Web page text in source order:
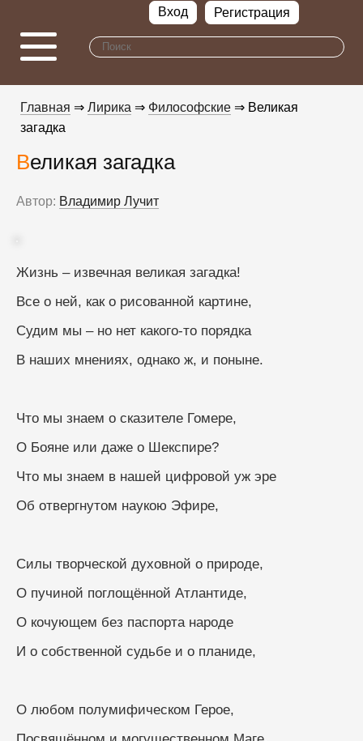
Вход Регистрация
Главная ⇒ Лирика ⇒ Философские ⇒ Великая
загадка
Великая загадка
Автор: Владимир Лучит
Жизнь – извечная великая загадка!
Все о ней, как о рисованной картине,
Судим мы – но нет какого-то порядка
В наших мнениях, однако ж, и поныне.
Что мы знаем о сказителе Гомере,
О Бояне или даже о Шекспире?
Что мы знаем в нашей цифровой уж эре
Об отвергнутом наукою Эфире,
Силы творческой духовной о природе,
О пучиной поглощённой Атлантиде,
О кочующем без паспорта народе
И о собственной судьбе и о планиде,
О любом полумифическом Герое,